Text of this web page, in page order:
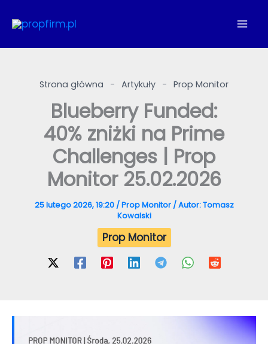
do
Strona główna - Artykuły - Prop Monitor
Blueberry Funded:
40% zniżki na Prime
Challenges | Prop
Monitor 25.02.2026
25 lutego 2026, 19:20 /Prop Monitor/ Autor:Tomasz
Kowalski
Prop Monitor